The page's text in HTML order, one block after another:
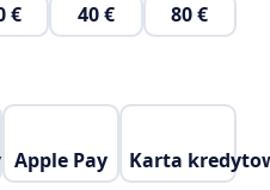
€ 40 € 80 €
Apple Pay Karta